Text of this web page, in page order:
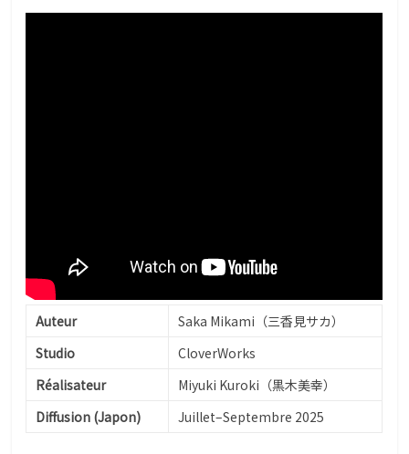
Auteur
Saka Mikami（三香見サカ）
Studio
CloverWorks
Réalisateur
Miyuki Kuroki（黒木美幸）
Diffusion (Japon)
Juillet–Septembre 2025